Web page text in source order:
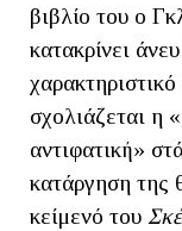
βιβλίο του ο
κατακρίνει
σχολιάζεται η
αντιφατική»
κατάργηση της
κείμενό του